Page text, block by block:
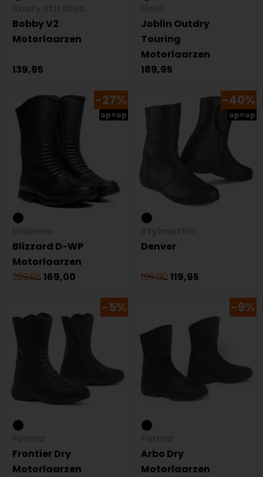
Bobby V2
Motorlaarzen
139,95
Joblin Outdry
Touring
Motorlaarzen
189,95
-27%
op=op
Blizzard D-WP
Motorlaarzen
229,95169,00
-40%
op=op
Denver
199,00 119,95
-5%
Frontier Dry
Motorlaarzen
-9%
Arbo Dry
Motorlaarzen